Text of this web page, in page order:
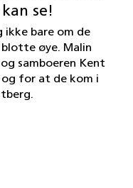
se!
ikke bare om de
øye. Malin
samboeren Kent
for at de kom i